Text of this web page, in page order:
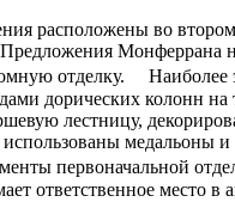
расположены во
Монферрана
отделку. Наиболее
дорических колонн
лестницу,
медальоны
первоначальной
ответственное место